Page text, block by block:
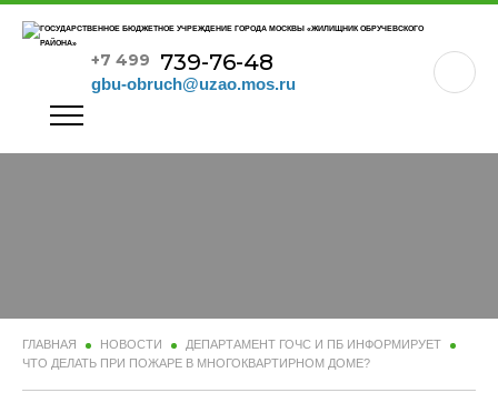
+7 499 739-76-48
gbu-obruch@uzao.mos.ru
ГЛАВНАЯ НОВОСТИ
ДЕПАРТАМЕНТ ГОЧС И ПБ ИНФОРМИРУЕТ
ЧТО ДЕЛАТЬ ПРИ ПОЖАРЕ В МНОГОКВАРТИРНОМ ДОМЕ?